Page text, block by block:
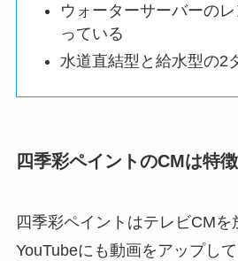
ウォーターサーバーの
っている
水道直結型と給水型の2
四季彩ペイントのCMは特
四季彩ペイントはテレビCMを
YouTubeにも動画をアップして